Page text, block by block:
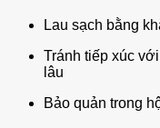
Lau sạch bằng
Tránh tiếp xúc
lâu
Bảo quản trong